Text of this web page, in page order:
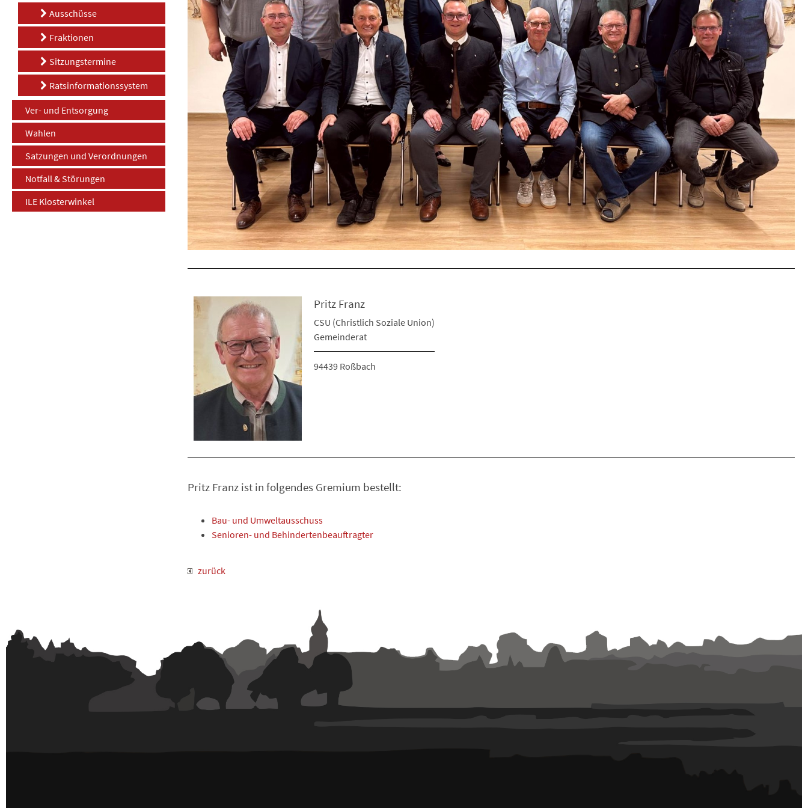
Ausschüsse
Fraktionen
Sitzungstermine
Ratsinformationssystem
Ver- und Entsorgung
Wahlen
Satzungen und Verordnungen
Notfall & Störungen
ILE Klosterwinkel
Pritz Franz
CSU (Christlich Soziale Union)
Gemeinderat
94439 Roßbach
Pritz Franz ist in folgendes Gremium bestellt:
Bau- und Umweltausschuss
Senioren- und Behindertenbeauftragter
zurück